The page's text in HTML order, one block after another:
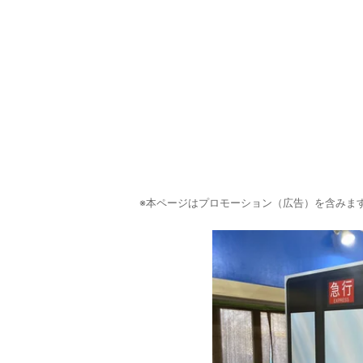
※本ページはプロモーション（広告）を含みま